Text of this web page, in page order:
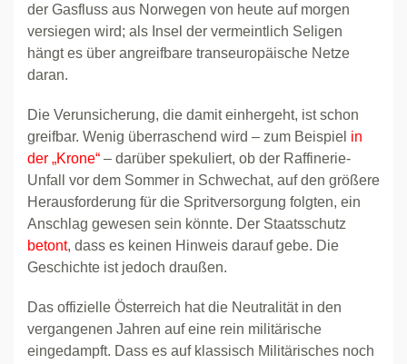
der Gasfluss aus Norwegen von heute auf morgen
versiegen wird; als Insel der vermeintlich Seligen
hängt es über angreifbare transeuropäische Netze
daran.
Die Verunsicherung, die damit einhergeht, ist schon
greifbar. Wenig überraschend wird – zum Beispiel in
der „Krone“ – darüber spekuliert, ob der Raffinerie-
Unfall vor dem Sommer in Schwechat, auf den größere
Herausforderung für die Spritversorgung folgten, ein
Anschlag gewesen sein könnte. Der Staatsschutz
betont, dass es keinen Hinweis darauf gebe. Die
Geschichte ist jedoch draußen.
Das offizielle Österreich hat die Neutralität in den
vergangenen Jahren auf eine rein militärische
eingedampft. Dass es auf klassisch Militärisches noch